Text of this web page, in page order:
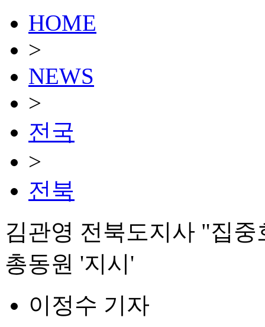
HOME
>
NEWS
>
전국
>
전북
김관영 전북도지사 "집
총동원 '지시'
이정수 기자